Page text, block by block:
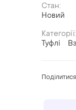
Стан:
Новий
Категорії:
Туфлі